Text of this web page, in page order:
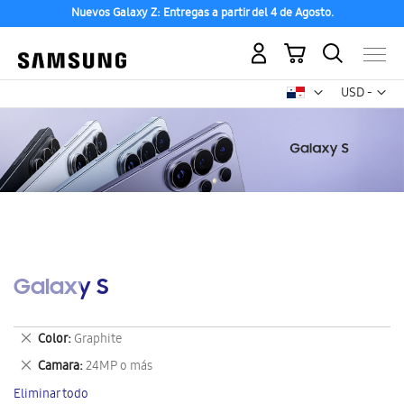
Nuevos Galaxy Z: Entregas a partir del 4 de Agosto.
USD -
dólar
Mi carrito
Galaxy S
Color Graphite
Eliminar
este
artículo
Camara 24MP o más
Eliminar
este
Eliminar todo